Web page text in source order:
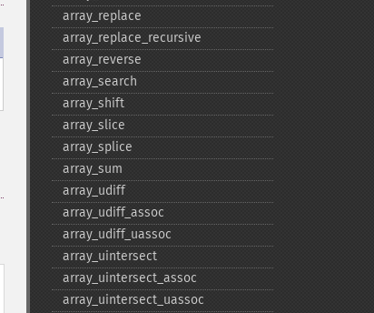
array_​replace
array_​replace_​recursive
array_​reverse
array_​search
array_​shift
array_​slice
array_​splice
array_​sum
array_​udiff
array_​udiff_​assoc
array_​udiff_​uassoc
array_​uintersect
array_​uintersect_​assoc
array_​uintersect_​uassoc